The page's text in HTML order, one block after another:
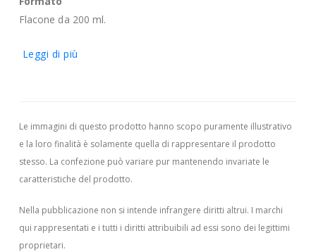
Flacone da 200 ml.
Leggi di più
Le immagini di questo prodotto hanno scopo puramente illustrativo
e la loro finalità è solamente quella di rappresentare il prodotto
stesso. La confezione può variare pur mantenendo invariate le
caratteristiche del prodotto.
Nella pubblicazione non si intende infrangere diritti altrui. I marchi
qui rappresentati e i tutti i diritti attribuibili ad essi sono dei legittimi
proprietari.